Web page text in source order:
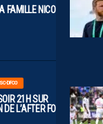
NICOLLIN A
DFCO
21H SUR
L’AFTER FOOT.